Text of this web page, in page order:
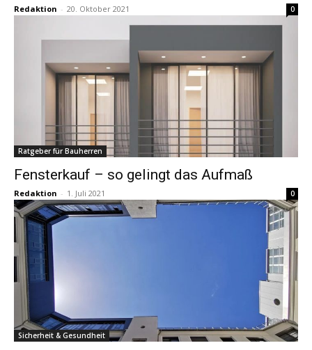
Redaktion - 20. Oktober 2021 0
Ratgeber für Bauherren
Fensterkauf – so gelingt das Aufmaß
Redaktion - 1. Juli 2021 0
Sicherheit & Gesundheit